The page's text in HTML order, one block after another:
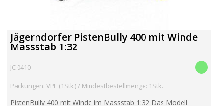
Jägerndorfer PistenBully 400 mit Winde
Massstab 1:32
JC 0410
Packungen: VPE (1Stk.) / Mindestbestellmenge: 1Stk.
PistenBully 400 mit Winde im Massstab 1:32 Das Modell